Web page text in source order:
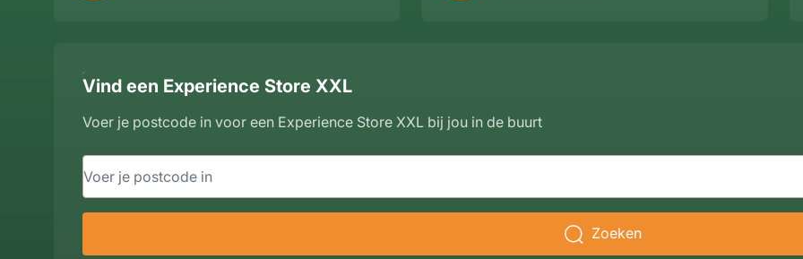
Vind een Experience Store XXL
Voer je postcode in voor een Experience Store XXL bij jou in de buurt
Zoeken